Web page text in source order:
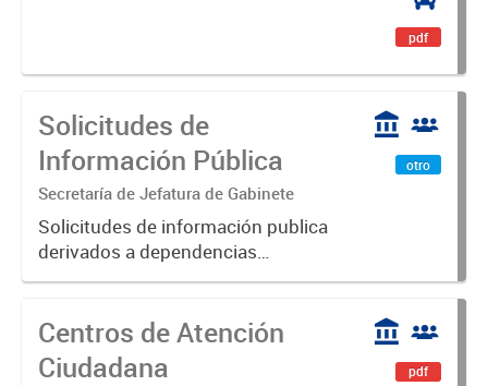
pdf
Solicitudes de
Información Pública
Secretaría de Jefatura de Gabinete
Solicitudes de información publica
derivados a dependencias
municipales
otro
Centros de Atención
Ciudadana
pdf